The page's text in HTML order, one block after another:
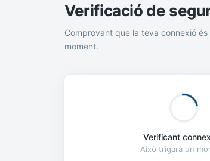
Verificació de
Comprovant que la teva connexió és
moment.
Verificant
Això trigarà un